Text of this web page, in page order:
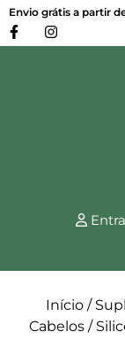
Envio grátis a partir
Início/
Cabelos/